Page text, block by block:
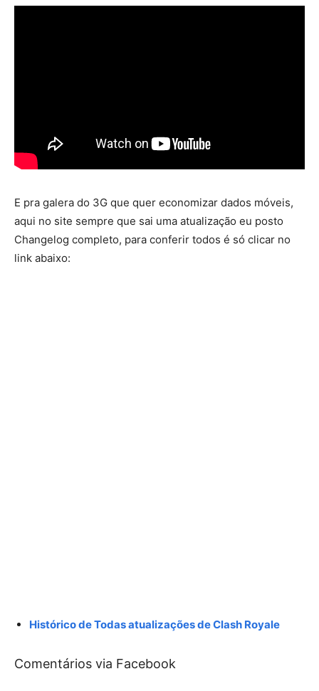
E pra galera do 3G que quer economizar dados móveis,
aqui no site sempre que sai uma atualização eu posto
Changelog completo, para conferir todos é só clicar no
link abaixo:
Histórico de Todas atualizações de Clash Royale
Comentários via Facebook